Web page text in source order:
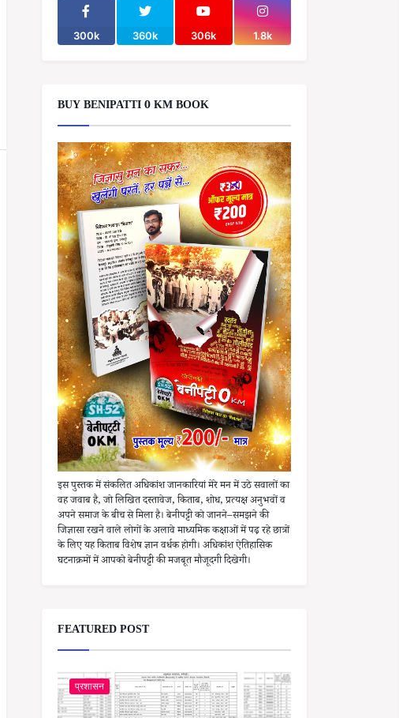
300k 360k 306k 1.8k
BUY BENIPATTI 0 KM BOOK
इस पुस्तक में संकलित अधिकांश जानकारियां मेरे मन में उठे सवालों का
वह जवाब है, जो लिखित दस्तावेज, किताब, शोध, प्रत्यक्ष अनुभवों व
अपने समाज के बीच से मिला है। बेनीपट्टी को जानने–समझने की
जिज्ञासा रखने वाले लोगों के अलावे माध्यमिक कक्षाओं में पढ़ रहे छात्रों
के लिए यह किताब विशेष ज्ञान वर्धक होगी। अधिकांश ऐतिहासिक
घटनाक्रमों में आपको बेनीपट्टी की मजबूत मौजूदगी दिखेगी।
FEATURED POST
प्रशासन